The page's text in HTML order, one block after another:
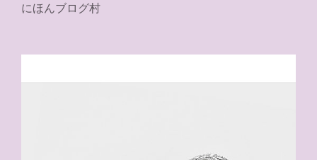
にほんブログ村